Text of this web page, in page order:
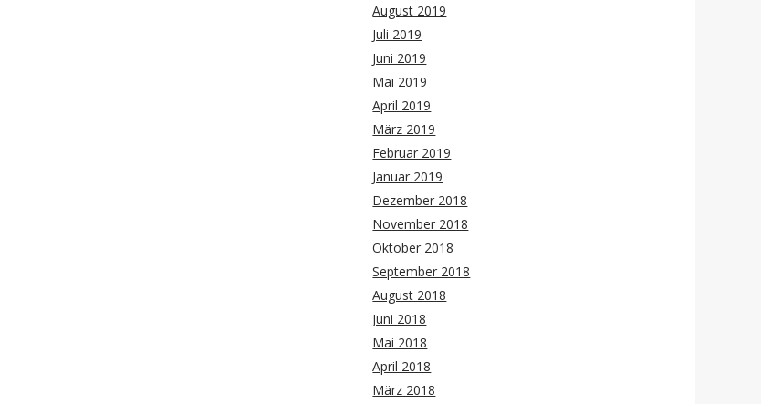
August 2019
Juli 2019
Juni 2019
Mai 2019
April 2019
März 2019
Februar 2019
Januar 2019
Dezember 2018
November 2018
Oktober 2018
September 2018
August 2018
Juni 2018
Mai 2018
April 2018
März 2018